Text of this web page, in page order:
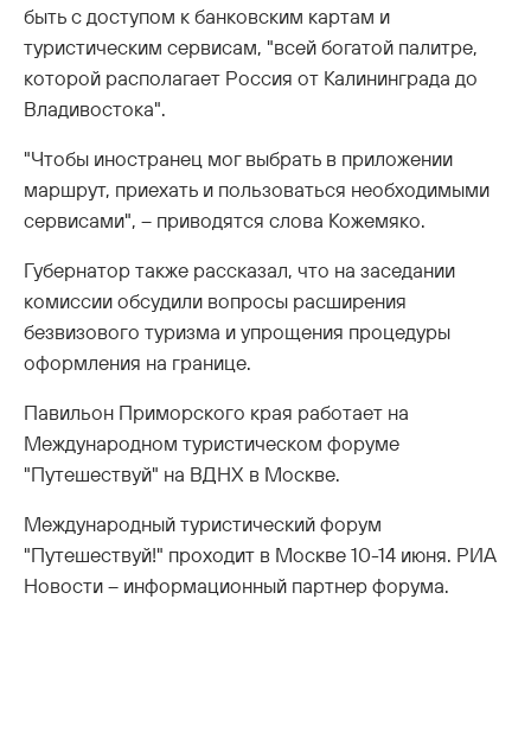
быть с доступом к банковским картам и
туристическим сервисам, "всей богатой палитре,
которой располагает Россия от Калининграда до
Владивостока".
"Чтобы иностранец мог выбрать в приложении
маршрут, приехать и пользоваться необходимыми
сервисами", – приводятся слова Кожемяко.
Губернатор также рассказал, что на заседании
комиссии обсудили вопросы расширения
безвизового туризма и упрощения процедуры
оформления на границе.
Павильон Приморского края работает на
Международном туристическом форуме
"Путешествуй" на ВДНХ в Москве.
Международный туристический форум
"Путешествуй!" проходит в Москве 10-14 июня. РИА
Новости – информационный партнер форума.